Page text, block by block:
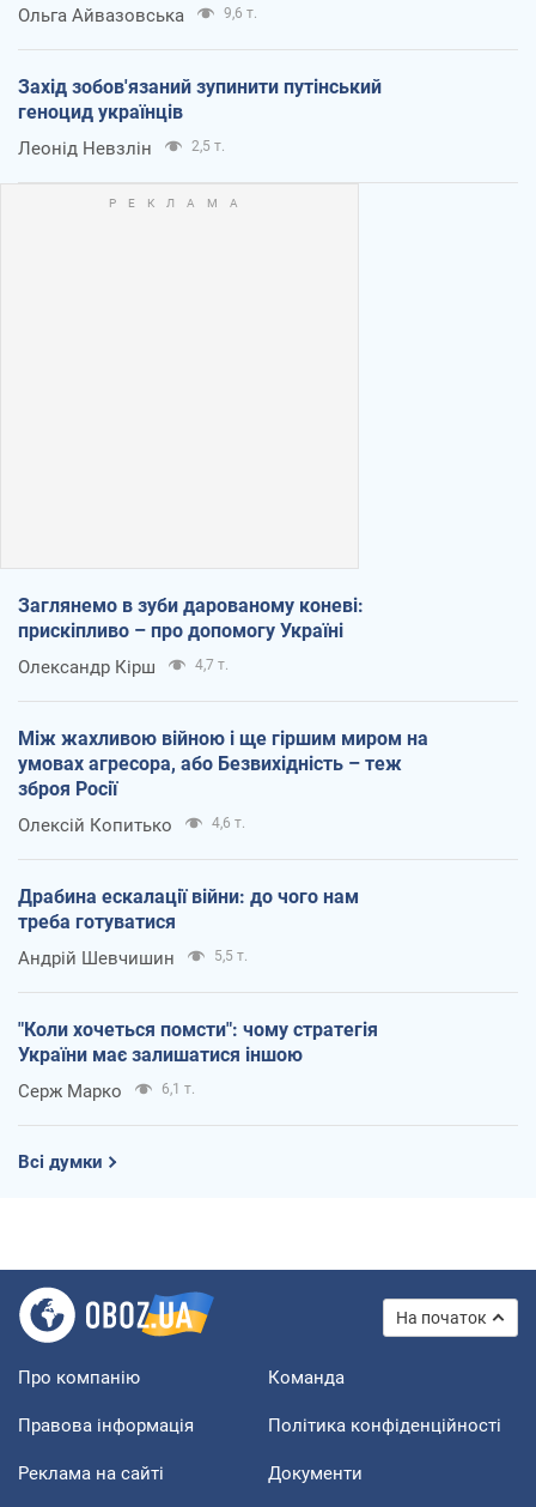
Ольга Айвазовська 9,6 т.
Захід зобов'язаний зупинити путінський
геноцид українців
Леонід Невзлін 2,5 т.
Заглянемо в зуби дарованому коневі:
прискіпливо – про допомогу Україні
Олександр Кірш 4,7 т.
Між жахливою війною і ще гіршим миром на
умовах агресора, або Безвихідність – теж
зброя Росії
Олексій Копитько 4,6 т.
Драбина ескалації війни: до чого нам
треба готуватися
Андрій Шевчишин 5,5 т.
"Коли хочеться помсти": чому стратегія
України має залишатися іншою
Серж Марко 6,1 т.
Всі думки
На початок
Про компанію Команда
Правова інформація Політика конфіденційності
Реклама на сайті Документи